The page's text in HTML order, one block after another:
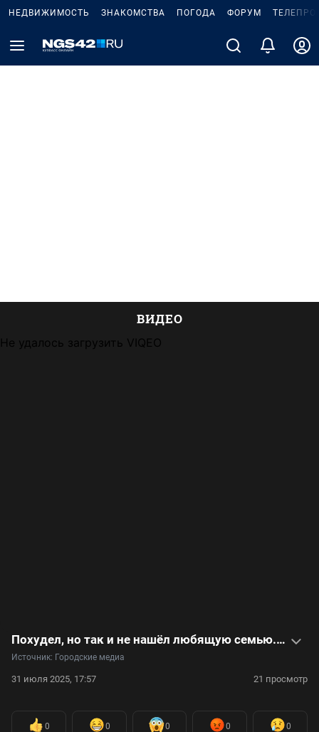
НЕДВИЖИМОСТЬ ЗНАКОМСТВА ПОГОДА ФОРУМ
ВИДЕО
Не удалось загрузить VIQEO
Похудел, но так и не нашёл любящую семью. Умер самый толстый пес России — видеоистория
Источник: Городские медиа
31 июля 2025, 17:57 21 просмотр
0 0 0 0 0